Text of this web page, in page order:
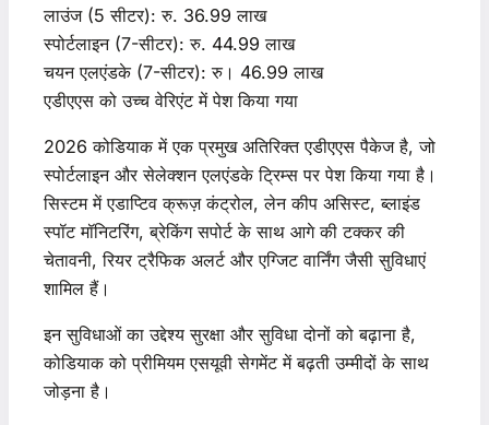
लाउंज (5 सीटर): रु. 36.99 लाख
स्पोर्टलाइन (7-सीटर): रु. 44.99 लाख
चयन एलएंडके (7-सीटर): रु। 46.99 लाख
एडीएएस को उच्च वेरिएंट में पेश किया गया
2026 कोडियाक में एक प्रमुख अतिरिक्त एडीएएस पैकेज है, जो
स्पोर्टलाइन और सेलेक्शन एलएंडके ट्रिम्स पर पेश किया गया है।
सिस्टम में एडाप्टिव क्रूज़ कंट्रोल, लेन कीप असिस्ट, ब्लाइंड
स्पॉट मॉनिटरिंग, ब्रेकिंग सपोर्ट के साथ आगे की टक्कर की
चेतावनी, रियर ट्रैफिक अलर्ट और एग्जिट वार्निंग जैसी सुविधाएं
शामिल हैं।
इन सुविधाओं का उद्देश्य सुरक्षा और सुविधा दोनों को बढ़ाना है,
कोडियाक को प्रीमियम एसयूवी सेगमेंट में बढ़ती उम्मीदों के साथ
जोड़ना है।